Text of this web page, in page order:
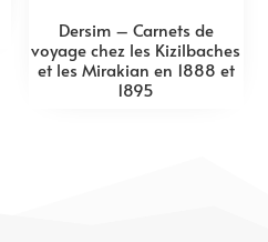
Dersim – Carnets de
voyage chez les Kizilbaches
et les Mirakian en 1888 et
1895